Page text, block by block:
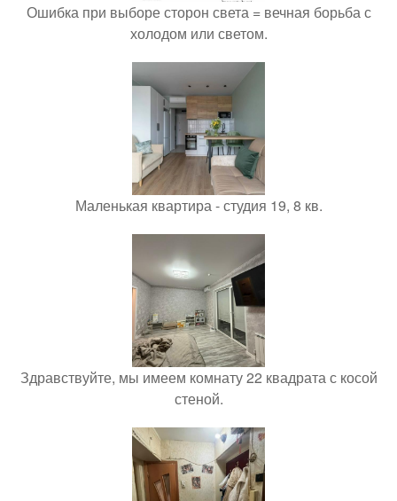
Ошибка при выборе сторон света = вечная борьба с
холодом или светом.
Маленькая квартира - студия 19, 8 кв.
Здравствуйте, мы имеем комнату 22 квадрата с косой
стеной.